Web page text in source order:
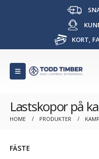
KORT,
Lastskopor på
HOME PRODUKTER
FÄSTE